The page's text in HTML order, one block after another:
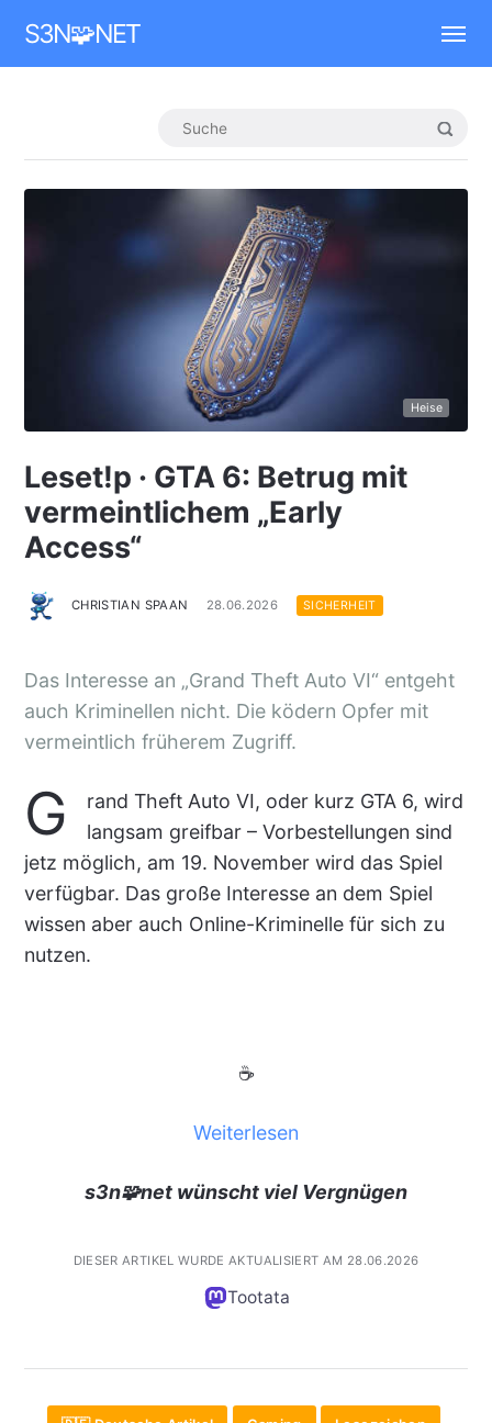
S3N🧩NET
Heise
Leset!p · GTA 6: Betrug mit
vermeintlichem „Early
Access“
CHRISTIAN SPAAN 28.06.2026 SICHERHEIT
Das Interesse an „Grand Theft Auto VI“ entgeht
auch Kriminellen nicht. Die ködern Opfer mit
vermeintlich früherem Zugriff.
G
rand Theft Auto VI, oder kurz GTA 6, wird
langsam greifbar – Vorbestellungen sind
jetz möglich, am 19. November wird das Spiel
verfügbar. Das große Interesse an dem Spiel
wissen aber auch Online-Kriminelle für sich zu
nutzen.
☕
Weiterlesen
s3n🧩net wünscht viel Vergnügen
DIESER ARTIKEL WURDE AKTUALISIERT AM 28.06.2026
Tootata